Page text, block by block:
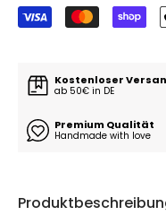
Kostenloser
ab 50€ in DE
Premium Qualität
Handmade with love